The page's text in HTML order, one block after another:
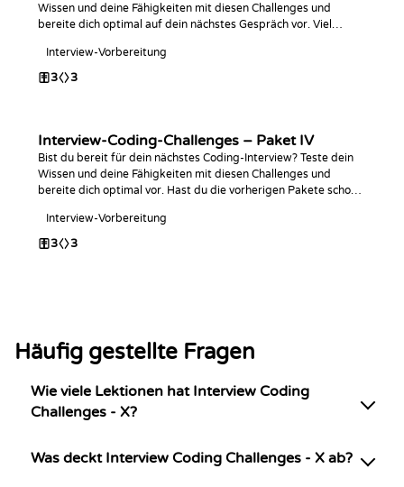
Wissen und deine Fähigkeiten mit diesen Challenges und
bereite dich optimal auf dein nächstes Gespräch vor. Viel
Interview-Vorbereitung
3 3
Interview-Coding-Challenges – Paket IV
Bist du bereit für dein nächstes Coding-Interview? Teste dein
Wissen und deine Fähigkeiten mit diesen Challenges und
bereite dich optimal vor. Hast du die vorherigen Pakete schon
Interview-Vorbereitung
3 3
Häufig gestellte Fragen
Wie viele Lektionen hat Interview Coding
Challenges - X?
Was deckt Interview Coding Challenges - X ab?